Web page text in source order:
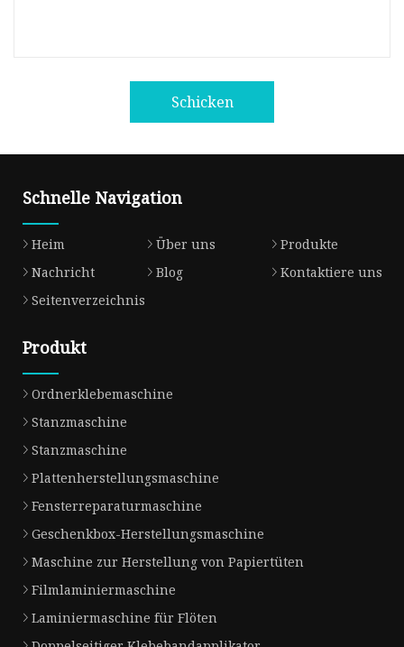
Schicken
Schnelle Navigation
Heim Über uns
Produkte
Nachricht
Blog
Kontaktiere uns
Seitenverzeichnis
Produkt
Ordnerklebemaschine
Stanzmaschine
Stanzmaschine
Plattenherstellungsmaschine
Fensterreparaturmaschine
Geschenkbox-Herstellungsmaschine
Maschine zur Herstellung von Papiertüten
Filmlaminiermaschine
Laminiermaschine für Flöten